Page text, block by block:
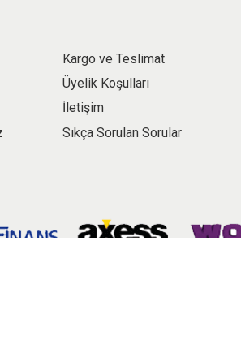
Kargo ve Teslimat
Üyelik Koşulları
İletişim
Sıkça Sorulan Sorular